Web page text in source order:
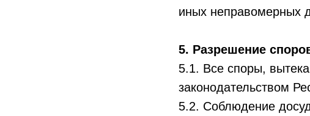
иных неправомерных
5. Разрешение
5.1. Все споры,
законодательством
5.2. Соблюдение